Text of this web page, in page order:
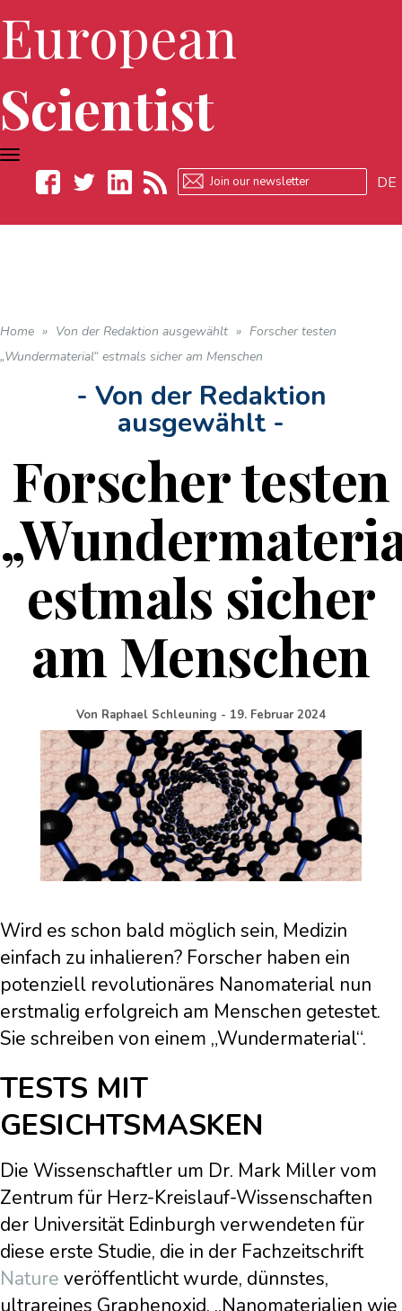
European
Scientist
DE
TOGGLE
NAVIGATION
Home » Von der Redaktion ausgewählt » Forscher testen
„Wundermaterial“ estmals sicher am Menschen
- Von der Redaktion
ausgewählt -
Forscher testen
estmals sicher
am Menschen
Von Raphael Schleuning - 19. Februar 2024
Wird es schon bald möglich sein, Medizin
einfach zu inhalieren? Forscher haben ein
potenziell revolutionäres Nanomaterial nun
erstmalig erfolgreich am Menschen getestet.
Sie schreiben von einem „Wundermaterial“.
TESTS MIT
GESICHTSMASKEN
Die Wissenschaftler um Dr. Mark Miller vom
Zentrum für Herz-Kreislauf-Wissenschaften
der Universität Edinburgh verwendeten für
diese erste Studie, die in der Fachzeitschrift
Nature veröffentlicht wurde, dünnstes,